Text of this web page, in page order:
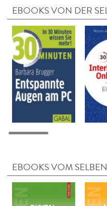
EBOOKS VON DER
EBOOKS VOM